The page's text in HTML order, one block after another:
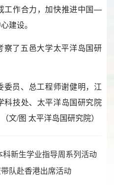
工作合力，加快推进中国—
建设。
察了五邑大学太平洋岛国研
委员、总工程师谢健明，江
科技处、太平洋岛国研究院
文/图 太平洋岛国研究院）
新生学业指导周系列活动
队赴香港出席活动